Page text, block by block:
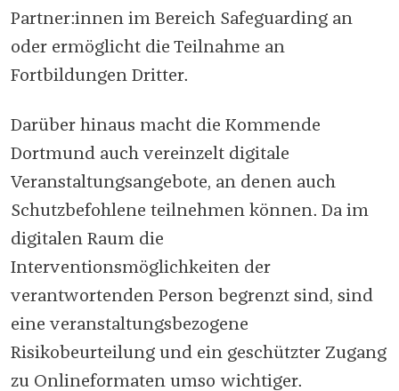
Partner:innen im Bereich Safeguarding an
oder ermöglicht die Teilnahme an
Fortbildungen Dritter.
Darüber hinaus macht die Kommende
Dortmund auch vereinzelt digitale
Veranstaltungsangebote, an denen auch
Schutzbefohlene teilnehmen können. Da im
digitalen Raum die
Interventionsmöglichkeiten der
verantwortenden Person begrenzt sind, sind
eine veranstaltungsbezogene
Risikobeurteilung und ein geschützter Zugang
zu Onlineformaten umso wichtiger.